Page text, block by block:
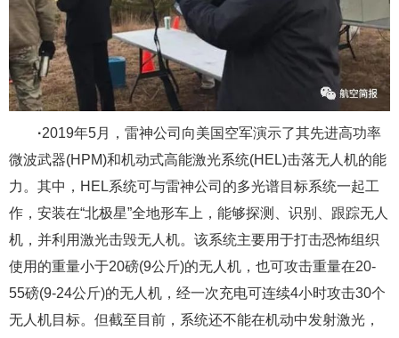
·2019年5月，雷神公司向美国空军演示了其先进高功率
微波武器(HPM)和机动式高能激光系统(HEL)击落无人机的能
力。其中，HEL系统可与雷神公司的多光谱目标系统一起工
作，安装在“北极星”全地形车上，能够探测、识别、跟踪无人
机，并利用激光击毁无人机。该系统主要用于打击恐怖组织
使用的重量小于20磅(9公斤)的无人机，也可攻击重量在20-
55磅(9-24公斤)的无人机，经一次充电可连续4小时攻击30个
无人机目标。但截至目前，系统还不能在机动中发射激光，